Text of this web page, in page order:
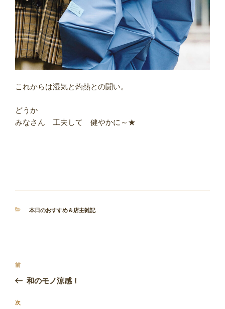
これからは湿気と灼熱との闘い。
どうか
みなさん 工夫して 健やかに～★
カ
本日のおすすめ＆店主雑記
投
ビ
前
の
稿
前
和のモノ涼感！
次
次